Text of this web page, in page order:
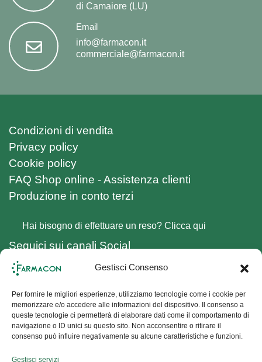
Gestisci Consenso
Per fornire le migliori esperienze, utilizziamo tecnologie come i cookie per
memorizzare e/o accedere alle informazioni del dispositivo. Il consenso a
queste tecnologie ci permetterà di elaborare dati come il comportamento di
navigazione o ID unici su questo sito. Non acconsentire o ritirare il
consenso può influire negativamente su alcune caratteristiche e funzioni.
Gestisci servizi
di Camaiore (LU)
Email
info@farmacon.it
commerciale@farmacon.it
Condizioni di vendita
Privacy policy
Cookie policy
FAQ Shop online - Assistenza clienti
Produzione in conto terzi
Hai bisogno di effettuare un reso? Clicca qui
Seguici sui canali Social
Facebook
Instagram
Iscriviti alla Newsletter
Non perderti le nostre novità,iscriviti alla